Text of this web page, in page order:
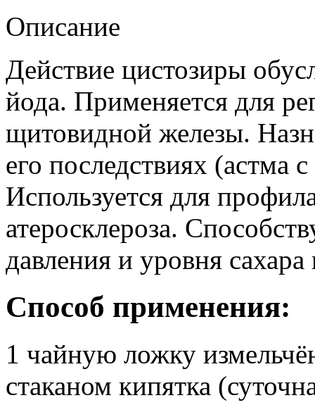
Описание
Действие цистозиры
йода. Применяется для
щитовидной железы.
его последствиях (астма
Используется для
атеросклероза.
давления и уровня сахара
Способ применения:
1 чайную ложку
стаканом кипятка